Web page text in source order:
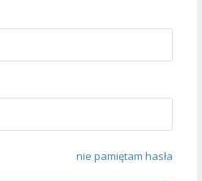
nie pamiętam hasła